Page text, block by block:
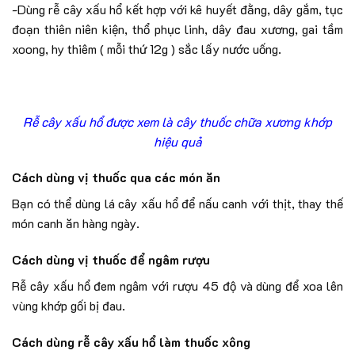
-Dùng rễ cây xấu hổ kết hợp với kê huyết đằng, dây gắm, tục
đoạn thiên niên kiện, thổ phục linh, dây đau xương, gai tầm
xoong, hy thiêm ( mỗi thứ 12g ) sắc lấy nước uống.
Rễ cây xấu hổ được xem là cây thuốc chữa xương khớp
hiệu quả
Cách dùng vị thuốc qua các món ăn
Bạn có thể dùng lá cây xấu hổ để nấu canh với thịt, thay thế
món canh ăn hàng ngày.
Cách dùng vị thuốc để ngâm rượu
Rễ cây xấu hổ đem ngâm với rượu 45 độ và dùng để xoa lên
vùng khớp gối bị đau.
Cách dùng rễ cây xấu hổ làm thuốc xông